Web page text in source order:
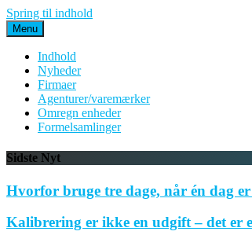
Spring til indhold
Menu
Indhold
Nyheder
Firmaer
Agenturer/varemærker
Omregn enheder
Formelsamlinger
Sidste Nyt
Hvorfor bruge tre dage, når én dag
Kalibrering er ikke en udgift – det er